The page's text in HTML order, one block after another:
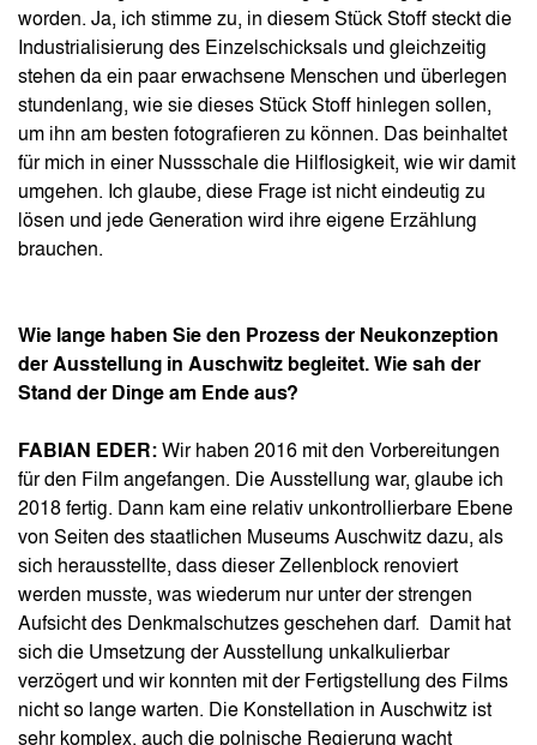
worden. Ja, ich stimme zu, in diesem Stück Stoff steckt die
Industrialisierung des Einzelschicksals und gleichzeitig
stehen da ein paar erwachsene Menschen und überlegen
stundenlang, wie sie dieses Stück Stoff hinlegen sollen,
um ihn am besten fotografieren zu können. Das beinhaltet
für mich in einer Nussschale die Hilflosigkeit, wie wir damit
umgehen. Ich glaube, diese Frage ist nicht eindeutig zu
lösen und jede Generation wird ihre eigene Erzählung
brauchen.
Wie lange haben Sie den Prozess der Neukonzeption
der Ausstellung in Auschwitz begleitet. Wie sah der
Stand der Dinge am Ende aus?
FABIAN EDER: Wir haben 2016 mit den Vorbereitungen
für den Film angefangen. Die Ausstellung war, glaube ich
2018 fertig. Dann kam eine relativ unkontrollierbare Ebene
von Seiten des staatlichen Museums Auschwitz dazu, als
sich herausstellte, dass dieser Zellenblock renoviert
werden musste, was wiederum nur unter der strengen
Aufsicht des Denkmalschutzes geschehen darf. Damit hat
sich die Umsetzung der Ausstellung unkalkulierbar
verzögert und wir konnten mit der Fertigstellung des Films
nicht so lange warten. Die Konstellation in Auschwitz ist
sehr komplex, auch die polnische Regierung wacht